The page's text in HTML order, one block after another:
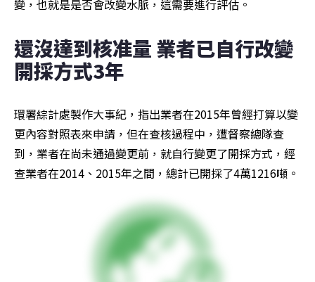
變，也就是是否會改變水脈，這需要進行評估。
還沒達到核准量 業者已自行改變
開採方式3年
環署綜計處製作大事紀，指出業者在2015年曾經打算以變
更內容對照表來申請，但在查核過程中，遭督察總隊查
到，業者在尚未通過變更前，就自行變更了開採方式，經
查業者在2014、2015年之間，總計已開採了4萬1216噸。